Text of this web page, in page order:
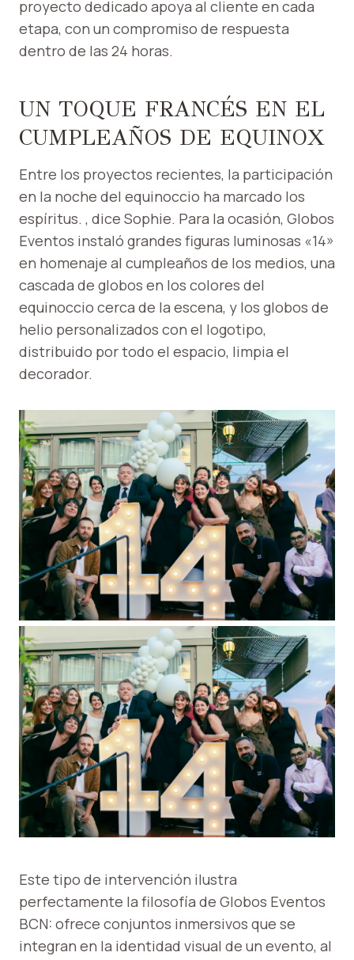
proyecto dedicado apoya al cliente en cada
etapa, con un compromiso de respuesta
dentro de las 24 horas.
UN TOQUE FRANCÉS EN EL
CUMPLEAÑOS DE EQUINOX
Entre los proyectos recientes, la participación
en la noche del equinoccio ha marcado los
espíritus. , dice Sophie. Para la ocasión, Globos
Eventos instaló grandes figuras luminosas «14»
en homenaje al cumpleaños de los medios, una
cascada de globos en los colores del
equinoccio cerca de la escena, y los globos de
helio personalizados con el logotipo,
distribuido por todo el espacio, limpia el
decorador.
Este tipo de intervención ilustra
perfectamente la filosofía de Globos Eventos
BCN: ofrece conjuntos inmersivos que se
integran en la identidad visual de un evento, al